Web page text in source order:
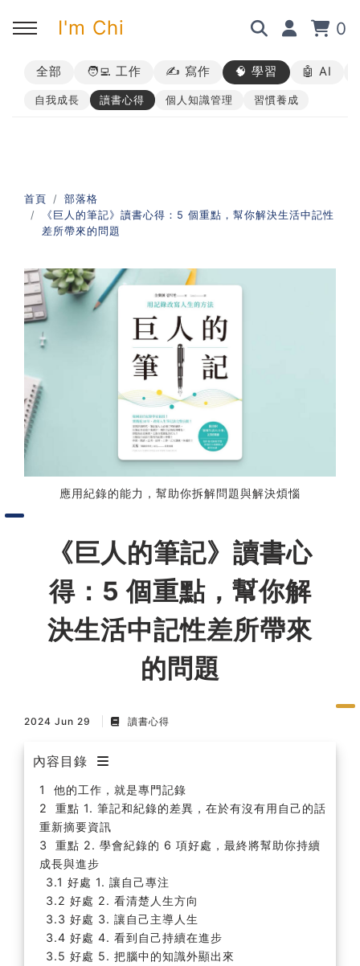
I'm Chi 0
回主選單
➡︎ 所有內容
回主選單
➡︎ 業配合作
回主選單
➡︎ 講座活動
回主選單
AI 職場應用｜ChatGPT 職場
應用入門
AI 職場應用｜ChatGPT 進階
使用思維
AI 職場應用｜上班族的 AI 學
習術
AI 職場應用｜NotebookLM
職場思維與工作術｜時間管理
職場思維與工作術｜卡片盒筆
職場思維與工作術｜圖解問題
分析與解決 x AI 視覺化實戰
全部 🧑‍💻 工作 ✍️ 寫作 🧠 學習 🤖 AI
自我成長 讀書心得 個人知識管理 習慣養成
首頁
部落格
《巨人的筆記》讀書心得：5 個重點，幫你解決生活中記性
差所帶來的問題
應用紀錄的能力，幫助你拆解問題與解決煩惱
《巨人的筆記》讀書心
得：5 個重點，幫你解
決生活中記性差所帶來
的問題
2024 Jun 29 讀書心得
內容目錄
他的工作，就是專門記錄
重點 1. 筆記和紀錄的差異，在於有沒有用自己的話
重新摘要資訊
重點 2. 學會紀錄的 6 項好處，最終將幫助你持續
成長與進步
好處 1. 讓自己專注
好處 2. 看清楚人生方向
好處 3. 讓自己主導人生
好處 4. 看到自己持續在進步
好處 5. 把腦中的知識外顯出來